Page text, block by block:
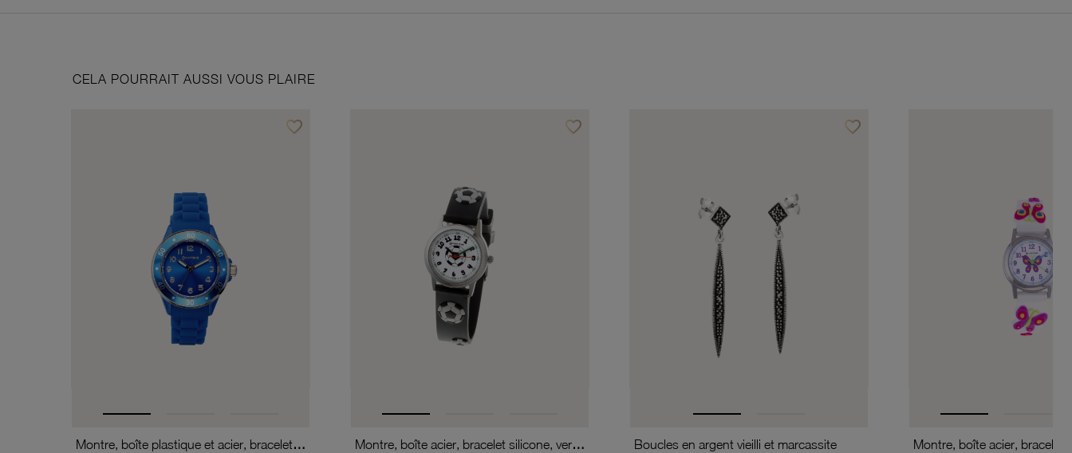
CELA POURRAIT AUSSI VOUS PLAIRE
favorite_borderAjouter à vos favoris
Montre, boîte plastique et acier, bracelet silicone, verre minéral, boys
favorite_borderAjouter à vos favoris
Montre, boîte acier, bracelet silicone, verre minéral, kids
favorite_borderAjouter à vos favoris
Boucles en argent vieilli et marcassite